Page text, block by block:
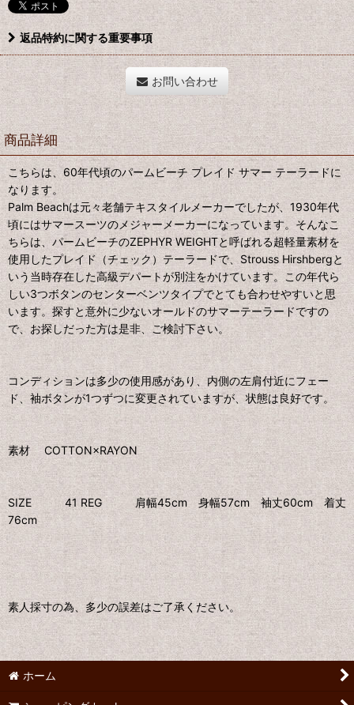
返品特約に関する重要事項
お問い合わせ
商品詳細
こちらは、60年代頃のパームビーチ プレイド サマー テーラードに
なります。
Palm Beachは元々老舗テキスタイルメーカーでしたが、1930年代
頃にはサマースーツのメジャーメーカーになっています。そんなこ
ちらは、パームビーチのZEPHYR WEIGHTと呼ばれる超軽量素材を
使用したプレイド（チェック）テーラードで、Strouss Hirshbergと
いう当時存在した高級デパートが別注をかけています。この年代ら
しい3つボタンのセンターベンツタイプでとても合わせやすいと思
います。探すと意外に少ないオールドのサマーテーラードですの
で、お探しだった方は是非、ご検討下さい。
コンディションは多少の使用感があり、内側の左肩付近にフェー
ド、袖ボタンが1つずつに変更されていますが、状態は良好です。
素材 COTTON×RAYON
SIZE 41 REG 肩幅45cm 身幅57cm 袖丈60cm 着丈
76cm
素人採寸の為、多少の誤差はご了承ください。
ホーム